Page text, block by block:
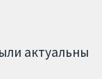
актуальны